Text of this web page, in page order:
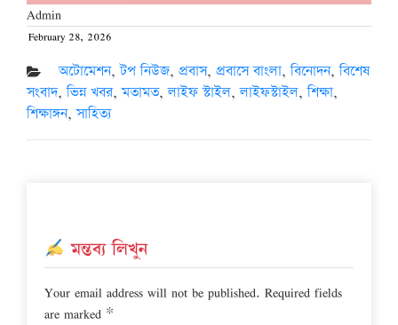
Admin
Posted
on
February 28, 2026
অটোমেশন,টপ নিউজ, প্রবাস, প্রবাসে বাংলা,বিনোদন,বিশেষ
সংবাদ,ভিন্ন খবর,মতামত,লাইফ স্টাইল,লাইফস্টাইল,শিক্ষা,
শিক্ষাঙ্গন,সাহিত্য
মন্তব্য লিখুন
Your email address will not be published. Required fields
are marked *